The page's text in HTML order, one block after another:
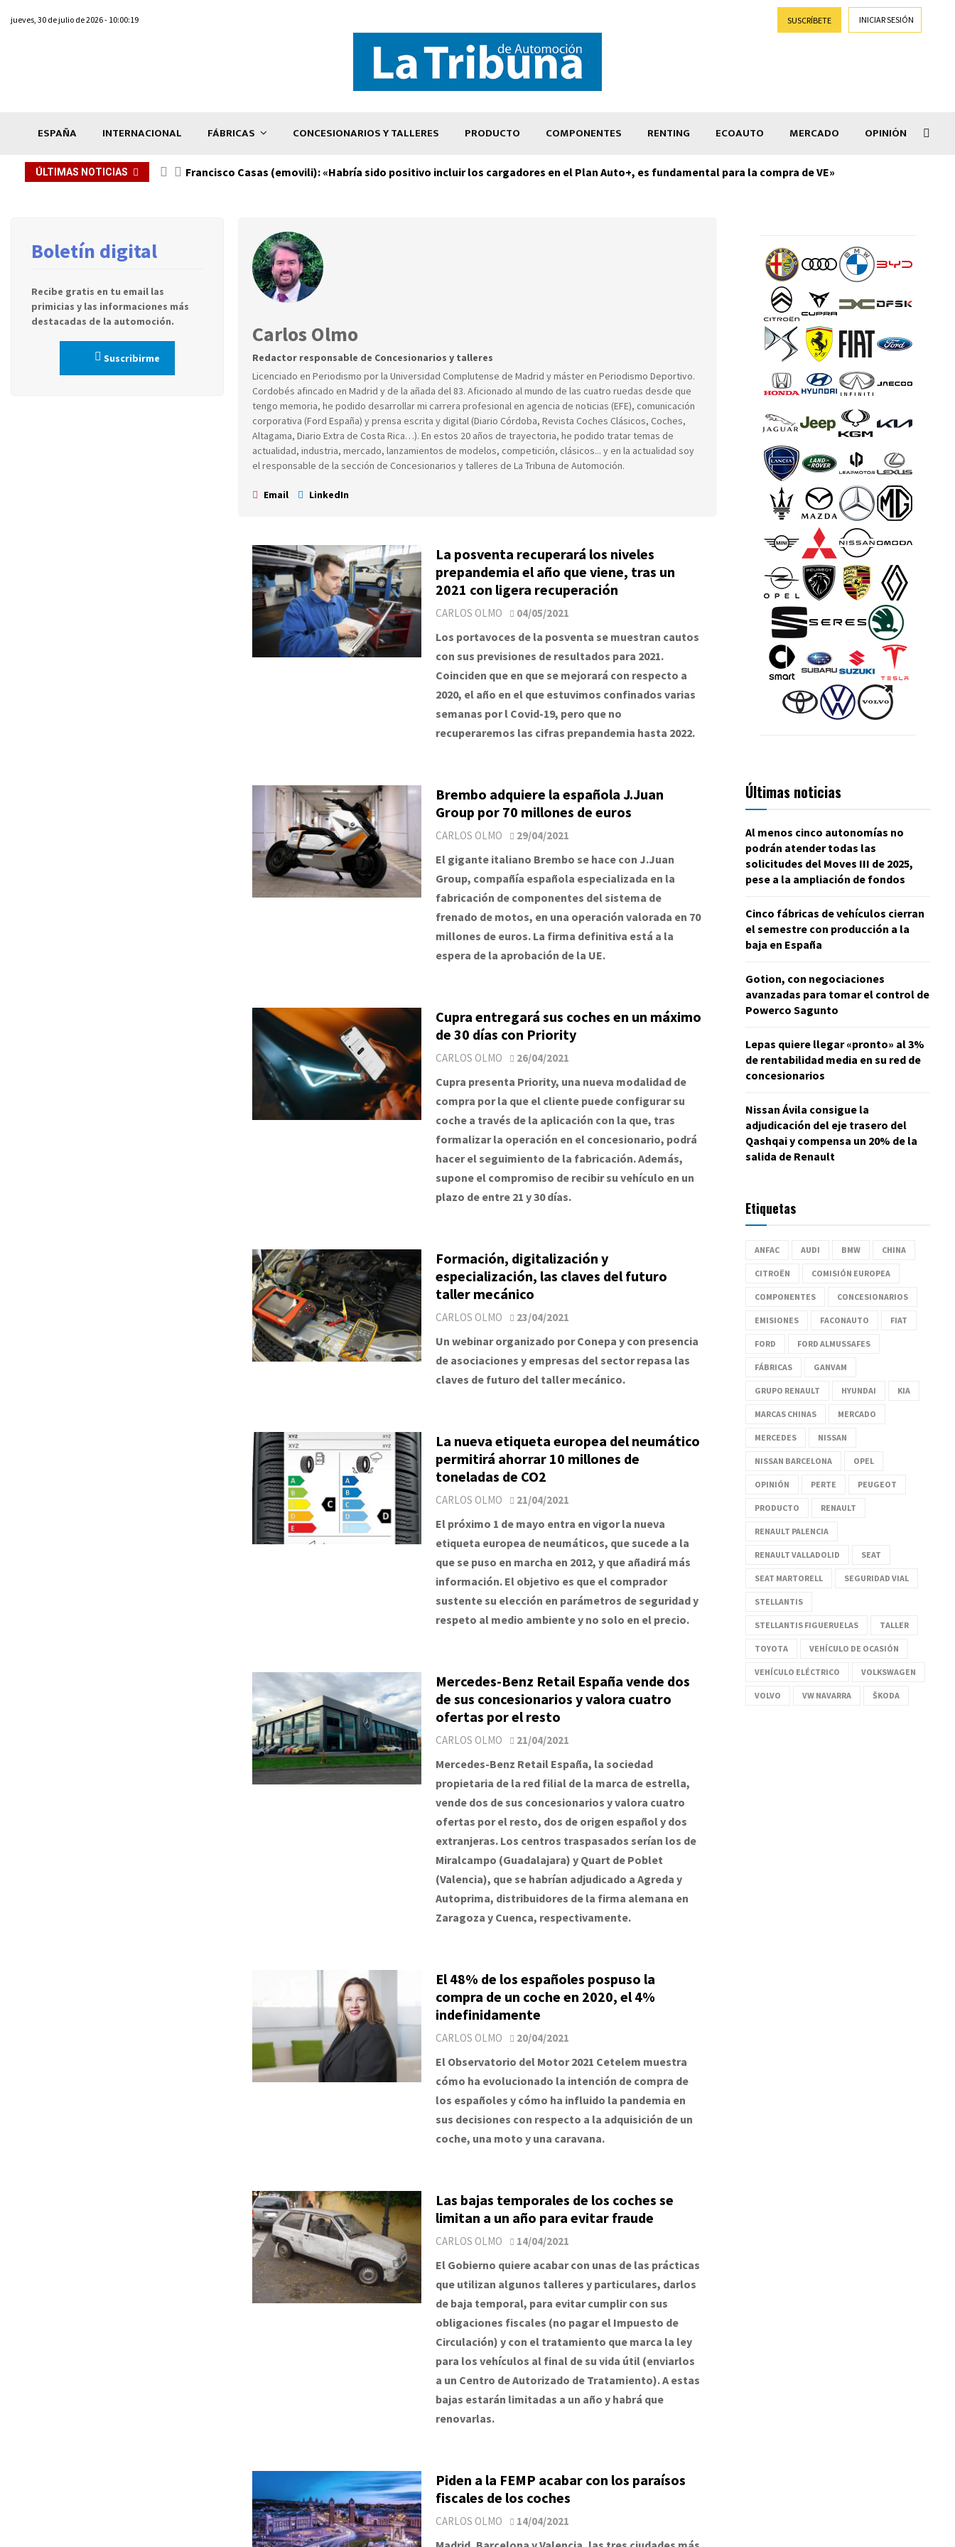
jueves, 30 de julio de 2026 - 10:00:19 SUSCRÍBETE INICIAR SESIÓN
ESPAÑA INTERNACIONAL FÁBRICAS CONCESIONARIOS Y TALLERES PRODUCTO COMPONENTES RENTING ECOAUTO MERCADO OPINIÓN
ÚLTIMAS NOTICIAS Francisco Casas (emovili): «Habría sido positivo incluir los cargadores en el Plan Auto+, es fundamental para la compra de VE»
Carlos Olmo
Redactor responsable de Concesionarios y talleres
Licenciado en Periodismo por la Universidad Complutense de Madrid y máster en Periodismo Deportivo.
Cordobés afincado en Madrid y de la añada del 83. Aficionado al mundo de las cuatro ruedas desde que
tengo memoria, he podido desarrollar mi carrera profesional en agencia de noticias (EFE), comunicación
corporativa (Ford España) y prensa escrita y digital (Diario Córdoba, Revista Coches Clásicos, Coches,
Altagama, Diario Extra de Costa Rica…). En estos 20 años de trayectoria, he podido tratar temas de
actualidad, industria, mercado, lanzamientos de modelos, competición, clásicos... y en la actualidad soy
el responsable de la sección de Concesionarios y talleres de La Tribuna de Automoción.
Email LinkedIn
La posventa recuperará los niveles
prepandemia el año que viene, tras un
2021 con ligera recuperación
CARLOS OLMO 04/05/2021
Los portavoces de la posventa se muestran cautos
con sus previsiones de resultados para 2021.
Coinciden que en que se mejorará con respecto a
2020, el año en el que estuvimos confinados varias
semanas por l Covid-19, pero que no
recuperaremos las cifras prepandemia hasta 2022.
Brembo adquiere la española J.Juan
Group por 70 millones de euros
CARLOS OLMO 29/04/2021
El gigante italiano Brembo se hace con J.Juan
Group, compañía española especializada en la
fabricación de componentes del sistema de
frenado de motos, en una operación valorada en 70
millones de euros. La firma definitiva está a la
espera de la aprobación de la UE.
Cupra entregará sus coches en un máximo
de 30 días con Priority
CARLOS OLMO 26/04/2021
Cupra presenta Priority, una nueva modalidad de
compra por la que el cliente puede configurar su
coche a través de la aplicación con la que, tras
formalizar la operación en el concesionario, podrá
hacer el seguimiento de la fabricación. Además,
supone el compromiso de recibir su vehículo en un
plazo de entre 21 y 30 días.
Formación, digitalización y
especialización, las claves del futuro
taller mecánico
CARLOS OLMO 23/04/2021
Un webinar organizado por Conepa y con presencia
de asociaciones y empresas del sector repasa las
claves de futuro del taller mecánico.
La nueva etiqueta europea del neumático
permitirá ahorrar 10 millones de
toneladas de CO2
CARLOS OLMO 21/04/2021
El próximo 1 de mayo entra en vigor la nueva
etiqueta europea de neumáticos, que sucede a la
que se puso en marcha en 2012, y que añadirá más
información. El objetivo es que el comprador
sustente su elección en parámetros de seguridad y
respeto al medio ambiente y no solo en el precio.
Mercedes-Benz Retail España vende dos
de sus concesionarios y valora cuatro
ofertas por el resto
CARLOS OLMO 21/04/2021
Mercedes-Benz Retail España, la sociedad
propietaria de la red filial de la marca de estrella,
vende dos de sus concesionarios y valora cuatro
ofertas por el resto, dos de origen español y dos
extranjeras. Los centros traspasados serían los de
Miralcampo (Guadalajara) y Quart de Poblet
(Valencia), que se habrían adjudicado a Agreda y
Autoprima, distribuidores de la firma alemana en
Zaragoza y Cuenca, respectivamente.
El 48% de los españoles pospuso la
compra de un coche en 2020, el 4%
indefinidamente
CARLOS OLMO 20/04/2021
El Observatorio del Motor 2021 Cetelem muestra
cómo ha evolucionado la intención de compra de
los españoles y cómo ha influido la pandemia en
sus decisiones con respecto a la adquisición de un
coche, una moto y una caravana.
Las bajas temporales de los coches se
limitan a un año para evitar fraude
CARLOS OLMO 14/04/2021
El Gobierno quiere acabar con unas de las prácticas
que utilizan algunos talleres y particulares, darlos
de baja temporal, para evitar cumplir con sus
obligaciones fiscales (no pagar el Impuesto de
Circulación) y con el tratamiento que marca la ley
para los vehículos al final de su vida útil (enviarlos
a un Centro de Autorizado de Tratamiento). A estas
bajas estarán limitadas a un año y habrá que
renovarlas.
Piden a la FEMP acabar con los paraísos
fiscales de los coches
CARLOS OLMO 14/04/2021
Boletín digital
Recibe gratis en tu email las
primicias y las informaciones más
destacadas de la automoción.
Suscribirme
Últimas noticias
Al menos cinco autonomías no
podrán atender todas las
solicitudes del Moves III de 2025,
pese a la ampliación de fondos
Cinco fábricas de vehículos cierran
el semestre con producción a la
baja en España
Gotion, con negociaciones
avanzadas para tomar el control de
Powerco Sagunto
Lepas quiere llegar «pronto» al 3%
de rentabilidad media en su red de
concesionarios
Nissan Ávila consigue la
adjudicación del eje trasero del
Qashqai y compensa un 20% de la
salida de Renault
Etiquetas
ANFAC AUDI BMW CHINA
CITROËN COMISIÓN EUROPEA
COMPONENTES CONCESIONARIOS
EMISIONES FACONAUTO FIAT
FORD FORD ALMUSSAFES
FÁBRICAS GANVAM
GRUPO RENAULT HYUNDAI KIA
MARCAS CHINAS MERCADO
MERCEDES NISSAN
NISSAN BARCELONA OPEL
OPINIÓN PERTE PEUGEOT
PRODUCTO RENAULT
RENAULT PALENCIA
RENAULT VALLADOLID SEAT
SEAT MARTORELL SEGURIDAD VIAL
STELLANTIS
STELLANTIS FIGUERUELAS TALLER
TOYOTA VEHÍCULO DE OCASIÓN
VEHÍCULO ELÉCTRICO VOLKSWAGEN
VOLVO VW NAVARRA ŠKODA